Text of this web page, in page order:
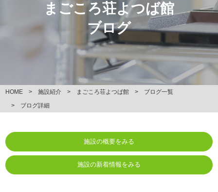
まごころ荘よつば館
ブログ
HOME 施設紹介 まごころ荘よつば館
ブログ一覧
ブログ詳細
施設の概要をみる
施設の新着情報をみる